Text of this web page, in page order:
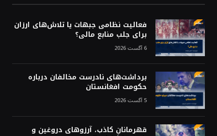
فعالیت نظامی جبهات یا تلاش‌های ارزان
برای جلب منابع مالی؟
6 آگست 2026
برداشت‌های نادرست مخالفان درباره
حکومت افغانستان
5 آگست 2026
قهرمانانِ کاذب، آرزوهای دروغین و